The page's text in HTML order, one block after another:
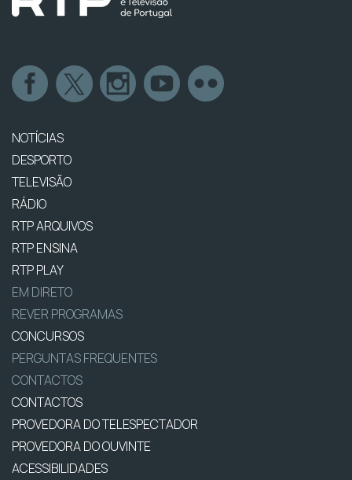
NOTÍCIAS
DESPORTO
TELEVISÃO
RÁDIO
RTP ARQUIVOS
RTP ENSINA
RTP PLAY
EM DIRETO
REVER PROGRAMAS
CONCURSOS
PERGUNTAS FREQUENTES
CONTACTOS
CONTACTOS
PROVEDORA DO TELESPECTADOR
PROVEDORA DO OUVINTE
ACESSIBILIDADES